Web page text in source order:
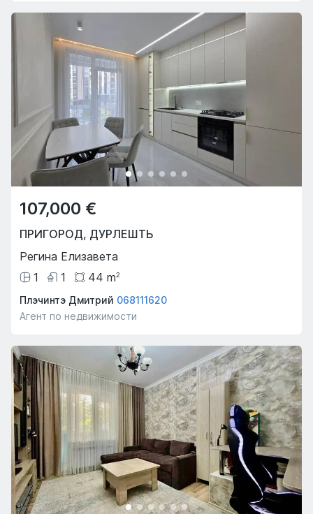
107,000 €
ПРИГОРОД, ДУРЛЕШТЬ
Регина Елизавета
1
1 44 m2
Плэчинтэ Дмитрий 068111620
Агент по недвижимости